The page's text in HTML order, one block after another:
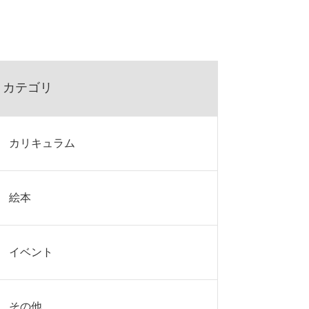
カテゴリ
カリキュラム
絵本
イベント
その他